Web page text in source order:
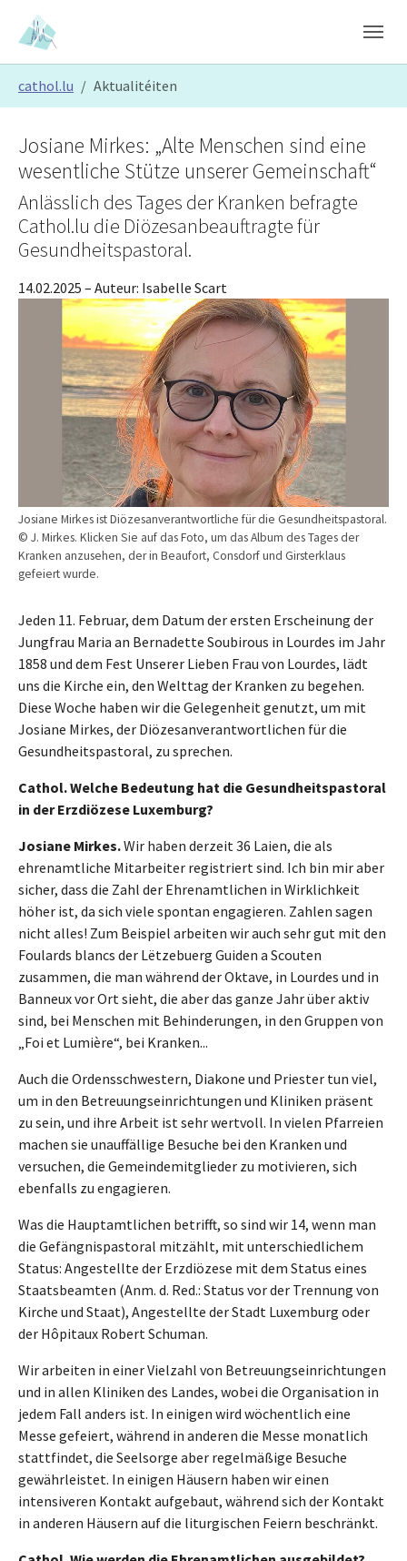
Skip to main content
Skip to page footer
cathol.lu Aktualitéiten
Josiane Mirkes ist Diözesanverantwortliche für die Gesundheitspastoral.
© J. Mirkes. Klicken Sie auf das Foto, um das Album des Tages der
Kranken anzusehen, der in Beaufort, Consdorf und Girsterklaus
gefeiert wurde.
Josiane Mirkes: „Alte Menschen sind eine
wesentliche Stütze unserer Gemeinschaft“
Anlässlich des Tages der Kranken befragte
Cathol.lu die Diözesanbeauftragte für
Gesundheitspastoral.
14.02.2025 – Auteur: Isabelle Scart
Jeden 11. Februar, dem Datum der ersten Erscheinung der
Jungfrau Maria an Bernadette Soubirous in Lourdes im Jahr
1858 und dem Fest Unserer Lieben Frau von Lourdes, lädt
uns die Kirche ein, den Welttag der Kranken zu begehen.
Diese Woche haben wir die Gelegenheit genutzt, um mit
Josiane Mirkes, der Diözesanverantwortlichen für die
Gesundheitspastoral, zu sprechen.
Cathol. Welche Bedeutung hat die Gesundheitspastoral
in der Erzdiözese Luxemburg?
Josiane Mirkes.Wir haben derzeit 36 Laien, die als
ehrenamtliche Mitarbeiter registriert sind. Ich bin mir aber
sicher, dass die Zahl der Ehrenamtlichen in Wirklichkeit
höher ist, da sich viele spontan engagieren. Zahlen sagen
nicht alles! Zum Beispiel arbeiten wir auch sehr gut mit den
Foulards blancs der Lëtzebuerg Guiden a Scouten
zusammen, die man während der Oktave, in Lourdes und in
Banneux vor Ort sieht, die aber das ganze Jahr über aktiv
sind, bei Menschen mit Behinderungen, in den Gruppen von
„Foi et Lumière“, bei Kranken...
Auch die Ordensschwestern, Diakone und Priester tun viel,
um in den Betreuungseinrichtungen und Kliniken präsent
zu sein, und ihre Arbeit ist sehr wertvoll. In vielen Pfarreien
machen sie unauffällige Besuche bei den Kranken und
versuchen, die Gemeindemitglieder zu motivieren, sich
ebenfalls zu engagieren.
Was die Hauptamtlichen betrifft, so sind wir 14, wenn man
die Gefängnispastoral mitzählt, mit unterschiedlichem
Status: Angestellte der Erzdiözese mit dem Status eines
Staatsbeamten (Anm. d. Red.: Status vor der Trennung von
Kirche und Staat), Angestellte der Stadt Luxemburg oder
der Hôpitaux Robert Schuman.
Wir arbeiten in einer Vielzahl von Betreuungseinrichtungen
und in allen Kliniken des Landes, wobei die Organisation in
jedem Fall anders ist. In einigen wird wöchentlich eine
Messe gefeiert, während in anderen die Messe monatlich
stattfindet, die Seelsorge aber regelmäßige Besuche
gewährleistet. In einigen Häusern haben wir einen
intensiveren Kontakt aufgebaut, während sich der Kontakt
in anderen Häusern auf die liturgischen Feiern beschränkt.